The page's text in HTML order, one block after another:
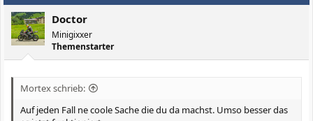
Doctor
Minigixxer
Themenstarter
Mortex schrieb:
Auf jeden Fall ne coole Sache die du da machst. Umso besser das